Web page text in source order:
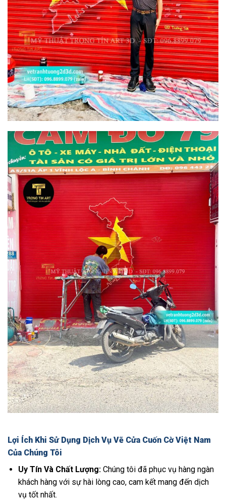
Lợi Ích Khi Sử Dụng Dịch Vụ Vẽ Cửa Cuốn Cờ Việt Nam
Của Chúng Tôi
Uy Tín Và Chất Lượng:Chúng tôi đã phục vụ hàng ngàn
khách hàng với sự hài lòng cao, cam kết mang đến dịch
vụ tốt nhất.